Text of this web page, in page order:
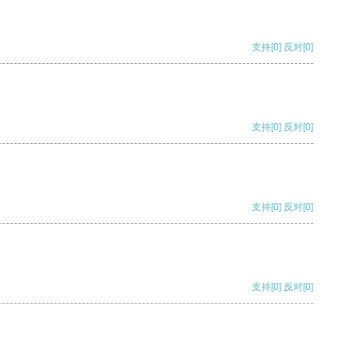
支持[0] 反对[0]
支持[0] 反对[0]
支持[0] 反对[0]
支持[0] 反对[0]